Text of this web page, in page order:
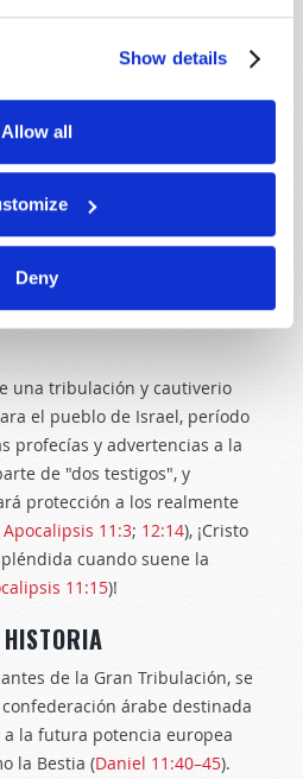
Show details
Allow all
Deny
y ocultan buena parte de la
describen lo que podría ser
y tremenda: un ataque de la
sus enemigos, seguido de un
por un masivo ejército de 200
probablemente serían
y chinas que no se habrán
europeo conocido
una tribulación y cautiverio
el pueblo de Israel, período
profecías y advertencias a la
de "dos testigos", y
protección a los realmente
Apocalipsis 11:3; 12:14), ¡Cristo
cuando suene la
11:15)!
de la Gran Tribulación, se
árabe destinada
la futura potencia europea
la Bestia (Daniel 11:40–45).